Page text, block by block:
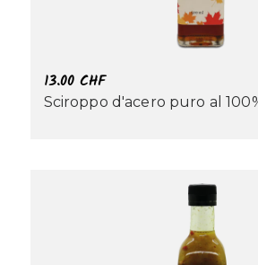
13.00 CHF
Sciroppo d'acero puro al